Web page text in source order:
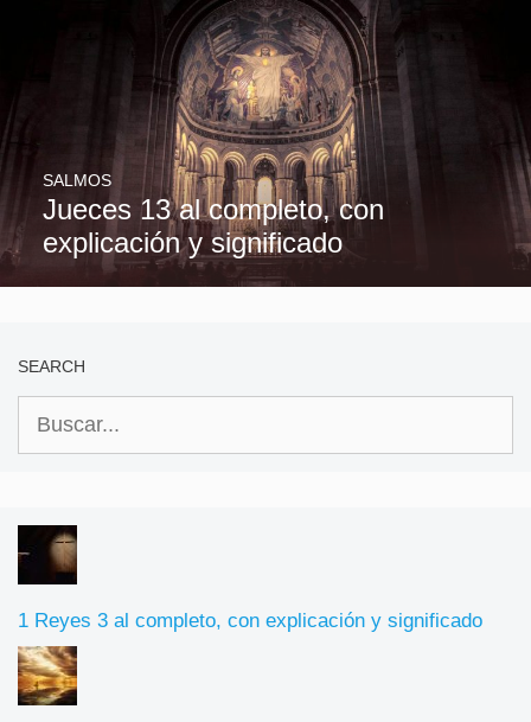
Jueces 13 al completo, con
explicación y significado
SALMOS
SEARCH
1 Reyes 3 al completo, con explicación y significado